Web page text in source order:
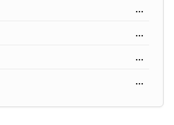
...
...
...
...